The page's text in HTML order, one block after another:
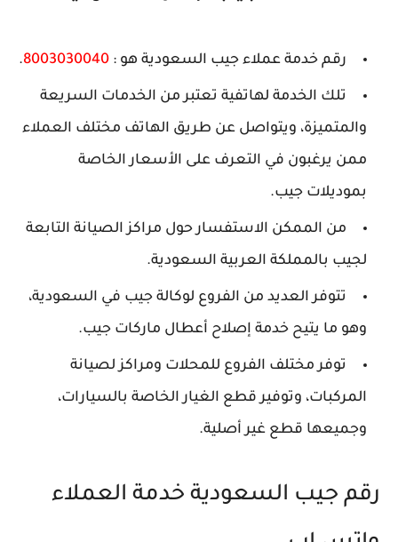
رقم خدمة عملاء جيب السعودية هو : 8003030040
.
تلك الخدمة لهاتفية تعتبر من الخدمات السريعة
والمتميزة، ويتواصل عن طريق الهاتف مختلف العملاء
ممن يرغبون في التعرف على الأسعار الخاصة
بموديلات جيب.
من الممكن الاستفسار حول مراكز الصيانة التابعة
لجيب بالمملكة العربية السعودية.
تتوفر العديد من الفروع لوكالة جيب في السعودية،
وهو ما يتيح خدمة إصلاح أعطال ماركات جيب.
توفر مختلف الفروع للمحلات ومراكز لصيانة
المركبات، وتوفير قطع الغيار الخاصة بالسيارات،
وجميعها قطع غير أصلية.
رقم جيب السعودية خدمة العملاء